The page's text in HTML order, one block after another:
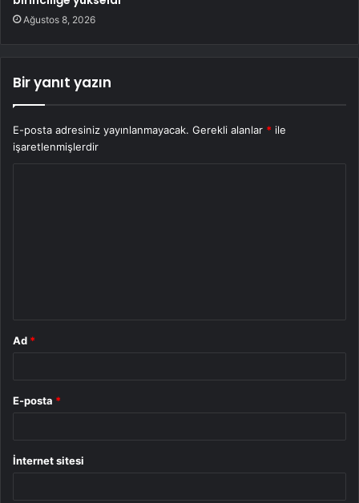
Ağustos 8, 2026
Bir yanıt yazın
E-posta adresiniz yayınlanmayacak. Gerekli alanlar * ile
işaretlenmişlerdir
Ad *
E-posta *
İnternet sitesi